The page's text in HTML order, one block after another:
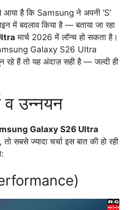
आया है कि Samsung ने अपनी ‘S’
में बदलाव किया है — बताया जा रहा
मार्च 2026 में लॉन्च हो सकता है।
Galaxy S26 Ultra
हैं तो यह अंदाज़ सही है — जल्दी ही
व उन्नयन
Galaxy S26 Ultra
तो सबसे ज्यादा चर्चा इस बात की हो रही